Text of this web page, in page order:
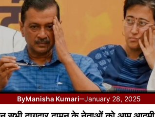
ByManisha Kumari—January 28, 2025